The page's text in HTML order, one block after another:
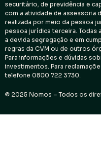
securitário, de previdência e
com a atividade de assessoria
realizada por meio da pessoa
pessoa jurídica terceira. Todas
a devida segregação e em
regras da CVM ou de outros
Para informações e dúvidas
investimentos. Para
telefone 0800 722 3730.
© 2025 Nomos – Todos os